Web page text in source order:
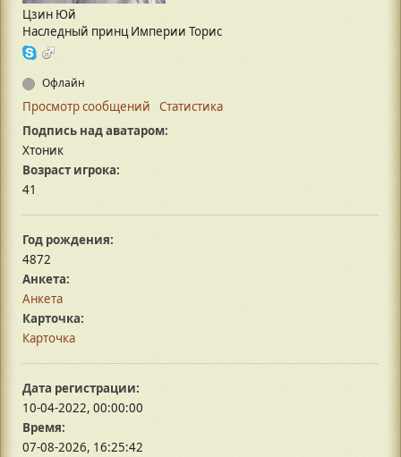
Цзин Юй
Наследный принц Империи Торис
Офлайн
Просмотр сообщений
Статистика
Подпись над аватаром:
Хтоник
Возраст игрока:
41
Год рождения:
4872
Анкета:
Анкета
Карточка:
Карточка
Дата регистрации:
10-04-2022, 00:00:00
Время:
07-08-2026, 16:25:42